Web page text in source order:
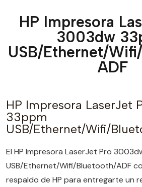
HP Impresora
3003dw
USB/Ethernet/
ADF
HP Impresora LaserJet
33ppm
USB/Ethernet/Wifi/
El HP Impresora LaserJet Pro
USB/Ethernet/Wifi/Bluetooth/ADF
respaldo de HP para entregarte un